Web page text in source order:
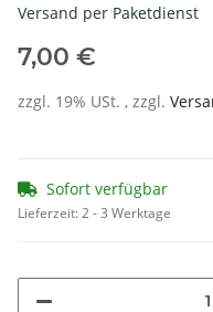
Versand per Paketdienst
7,00 €
zzgl. 19% USt. , zzgl.
Sofort verfügbar
Lieferzeit:2 - 3 Werktage